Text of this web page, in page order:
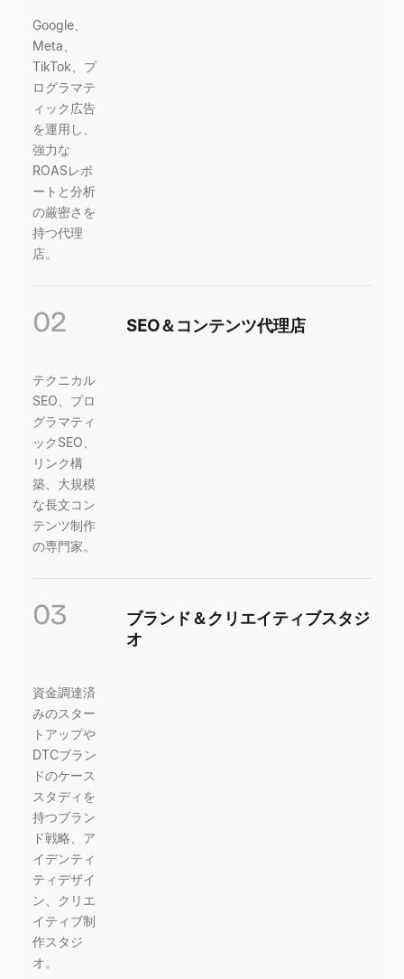
Google、
Meta、
TikTok、プ
ログラマテ
ィック広告
を運用し、
強力な
ROASレポ
ートと分析
の厳密さを
持つ代理
店。
02 SEO＆コンテンツ代理店
テクニカル
SEO、プロ
グラマティ
ックSEO、
リンク構
築、大規模
な長文コン
テンツ制作
の専門家。
03
ブランド＆クリエイティブスタジ
オ
資金調達済
みのスター
トアップや
DTCブラン
ドのケース
スタディを
持つブラン
ド戦略、ア
イデンティ
ティデザイ
ン、クリエ
イティブ制
作スタジ
オ。